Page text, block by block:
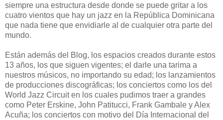
siempre una estructura desde donde se puede gritar a los
cuatro vientos que hay un jazz en la República Dominicana
que nada tiene que envidiarle al de cualquier otra parte del
mundo.
Están además del Blog, los espacios creados durante estos
13 años, los que siguen vigentes; el darle una tarima a
nuestros músicos, no importando su edad; los lanzamientos
de producciones discográficas; los conciertos como los del
World Jazz Circuit en los cuales pudimos traer a grandes
como Peter Erskine, John Patitucci, Frank Gambale y Alex
Acuña; los conciertos con motivo del Día Internacional del